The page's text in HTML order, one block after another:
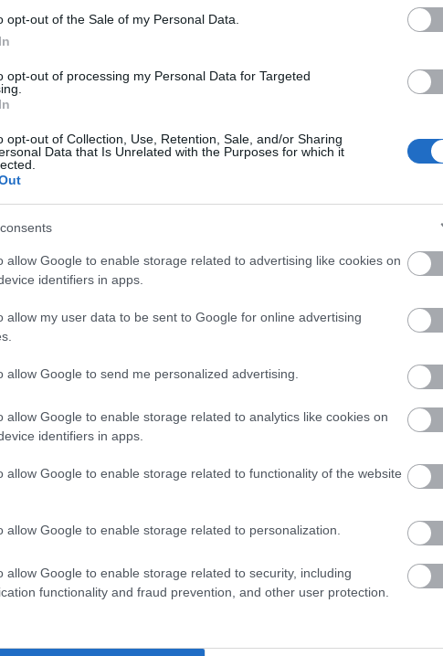
opt-out of the Sale of my Personal Data.
opt-out of processing my Personal Data for Targeted
opt-out of Collection, Use, Retention, Sale, and/or Sharing
Data that Is Unrelated with the Purposes for which it
allow Google to enable storage related to advertising like cookies on
identifiers in apps.
allow my user data to be sent to Google for online advertising
allow Google to send me personalized advertising.
allow Google to enable storage related to analytics like cookies on
identifiers in apps.
allow Google to enable storage related to functionality of the website
allow Google to enable storage related to personalization.
allow Google to enable storage related to security, including
functionality and fraud prevention, and other user protection.
pepitamagazin.com
pályázatot a Vígszínház vezetői posztjára, miután a
mert egyik pályázó sem érte el a szakmai
három-három igen szavazatot kaptak.
korábban egy interjúban azt is elmondta,
a bíráló bizottság.
2014. február 1-jétől 2015. június 30-ig töltheti
benyújtását követő legfeljebb 60 nap. A
a szakmai bizottság még nem alakult meg, így azt
A döntést a szakmai bizottság véleményét is
törvény szerinti határidőig, március 3-ig.
2014. január 31-én jár le. A Fővárosi
a pályázati eljárás január végéig nem zárul le,
Eszenyi Enikőtbízza meg az ügyvezetői
Forrás: MTI